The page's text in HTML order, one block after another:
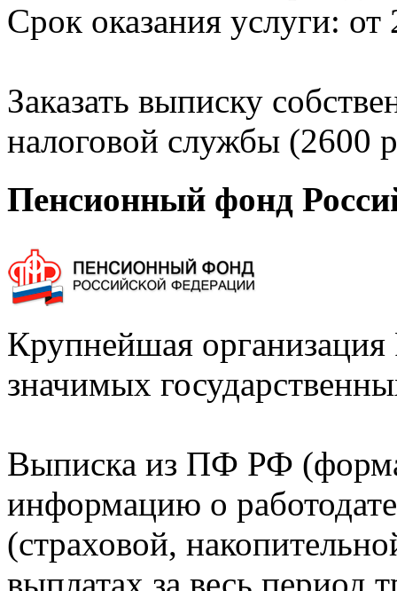
Срок оказания услуги: от
Заказать выписку
налоговой службы (2600
Пенсионный фонд
Крупнейшая
значимых
Выписка из ПФ РФ
информацию о
(страховой,
выплатах за весь период